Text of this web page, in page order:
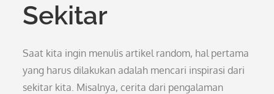
Sekitar
Saat kita ingin menulis artikel random, hal pertama
yang harus dilakukan adalah mencari inspirasi dari
sekitar kita. Misalnya, cerita dari pengalaman